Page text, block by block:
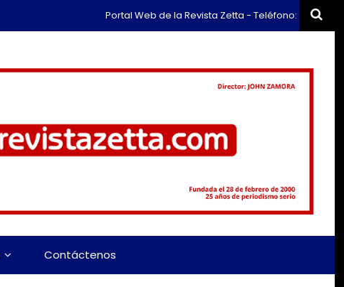
Portal Web de la Revista Zetta - Teléfono: (+57) 311 659
Contáctenos